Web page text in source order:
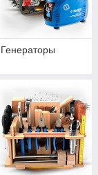
Генераторы